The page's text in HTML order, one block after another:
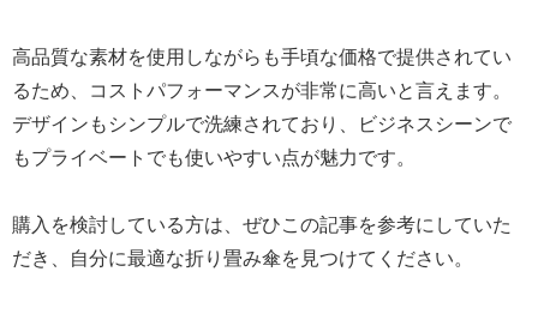
高品質な素材を使用しながらも手頃な価格で提供されてい
るため、コストパフォーマンスが非常に高いと言えます。
デザインもシンプルで洗練されており、ビジネスシーンで
もプライベートでも使いやすい点が魅力です。
購入を検討している方は、ぜひこの記事を参考にしていた
だき、自分に最適な折り畳み傘を見つけてください。